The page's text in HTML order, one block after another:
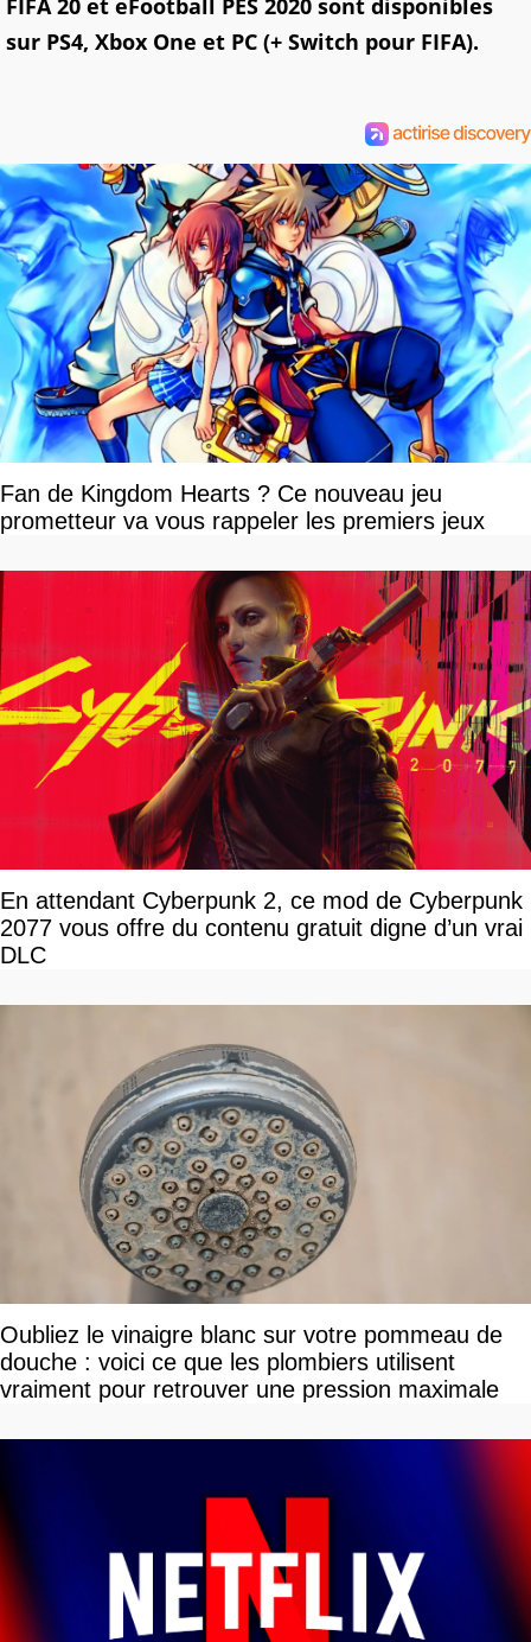
FIFA 20 et eFootball PES 2020 sont disponibles
sur PS4, Xbox One et PC (+ Switch pour FIFA).
Fan de Kingdom Hearts ? Ce nouveau jeu
prometteur va vous rappeler les premiers jeux
En attendant Cyberpunk 2, ce mod de Cyberpunk
2077 vous offre du contenu gratuit digne d’un vrai
DLC
Oubliez le vinaigre blanc sur votre pommeau de
douche : voici ce que les plombiers utilisent
vraiment pour retrouver une pression maximale